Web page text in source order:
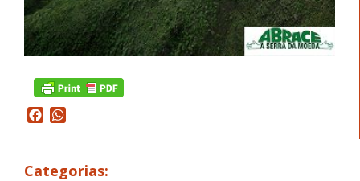
Facebook
Categorias: